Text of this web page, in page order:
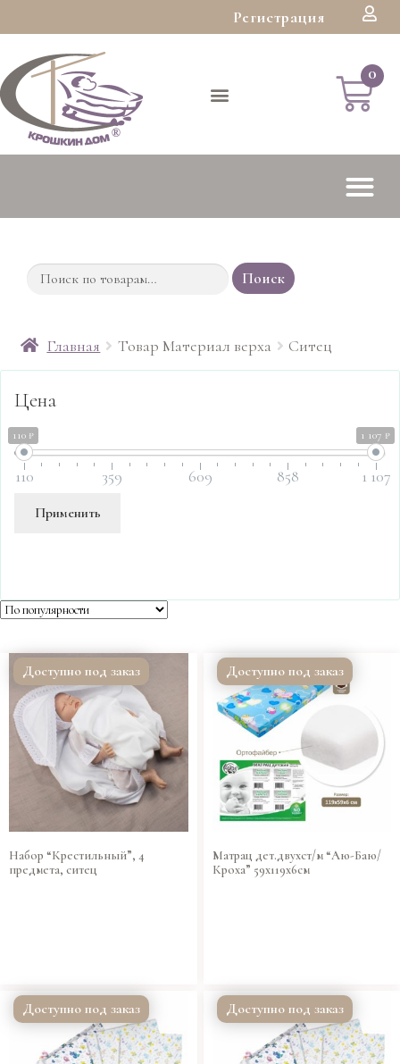
Регистрация
Поиск
Главная Товар Материал верха Ситец
Цена
110 ₽ 1 107 ₽
110 359 609 858 1 107
Применить
Доступно под заказ
Набор “Крестильный”, 4
предмета, ситец
Доступно под заказ
Матрац дет.двухст/м “Аю-Баю/
Кроха” 59х119х6см
Доступно под заказ Доступно под заказ